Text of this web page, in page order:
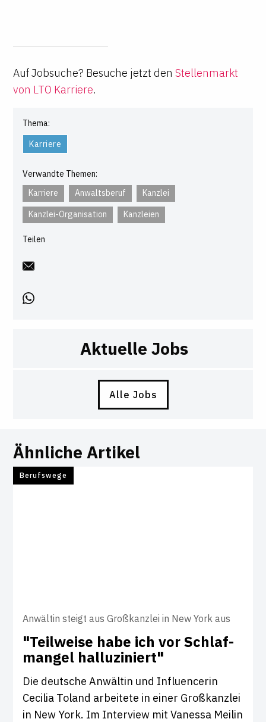
Auf Jobsuche? Besuche jetzt den Stellenmarkt
von LTO Karriere.
Thema:
Karriere
Verwandte Themen:
Karriere
Anwaltsberuf
Kanzlei
Kanzlei-Organisation
Kanzleien
Teilen
Aktuelle Jobs
Alle Jobs
Ähnliche Artikel
Berufswege
Anwältin steigt aus Großkanzlei in New York aus
"Teil­weise habe ich vor Schlaf­
mangel hal­lu­zi­niert"
Die deutsche Anwältin und Influencerin
Cecilia Toland arbeitete in einer Großkanzlei
in New York. Im Interview mit Vanessa Meilin